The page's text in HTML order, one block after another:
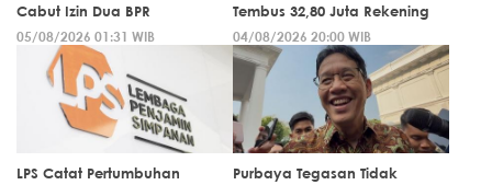
Cabut Izin Dua BPR
05/08/2026 01:31 WIB
Tembus 32,80 Juta Rekening
04/08/2026 20:00 WIB
LPS Catat Pertumbuhan
Purbaya Tegasan Tidak